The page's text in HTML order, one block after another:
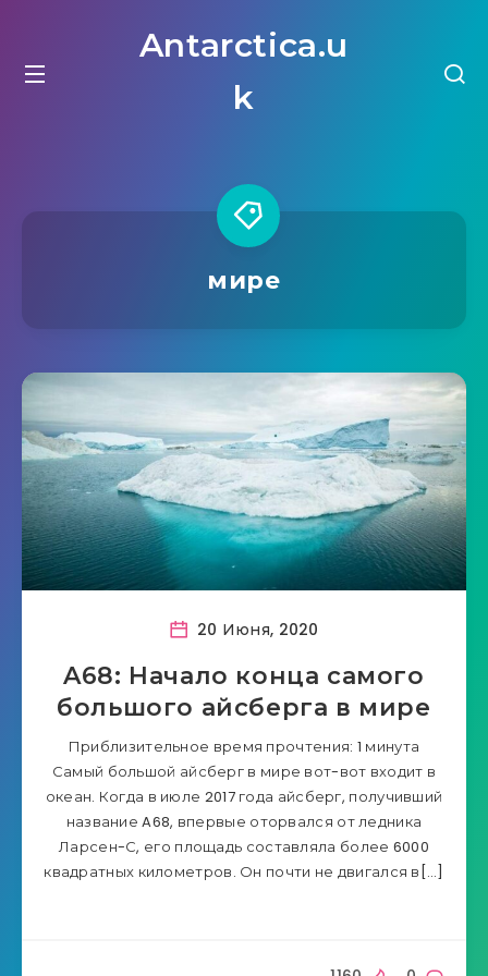
Antarctica.u
k
мире
20 Июня, 2020
A68: Начало конца самого
большого айсберга в мире
Приблизительное время прочтения: 1 минута
Самый большой айсберг в мире вот-вот входит в
океан. Когда в июле 2017 года айсберг, получивший
название A68, впервые оторвался от ледника
Ларсен-С, его площадь составляла более 6000
квадратных километров. Он почти не двигался в[…]